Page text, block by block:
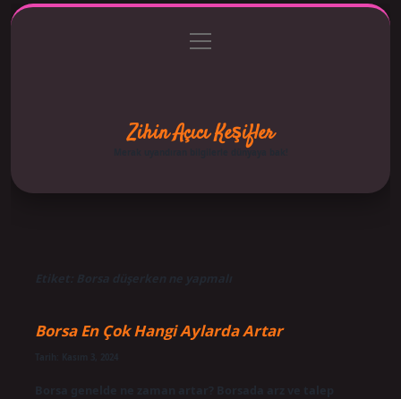
Gizlilik Politikası
menüyü
aç
Zihin Açıcı Keşifler
Merak uyandıran bilgilerle dünyaya bak!
Etiket: Borsa düşerken ne yapmalı
Borsa En Çok Hangi Aylarda Artar
Borsa genelde ne zaman artar? Borsada arz ve talep